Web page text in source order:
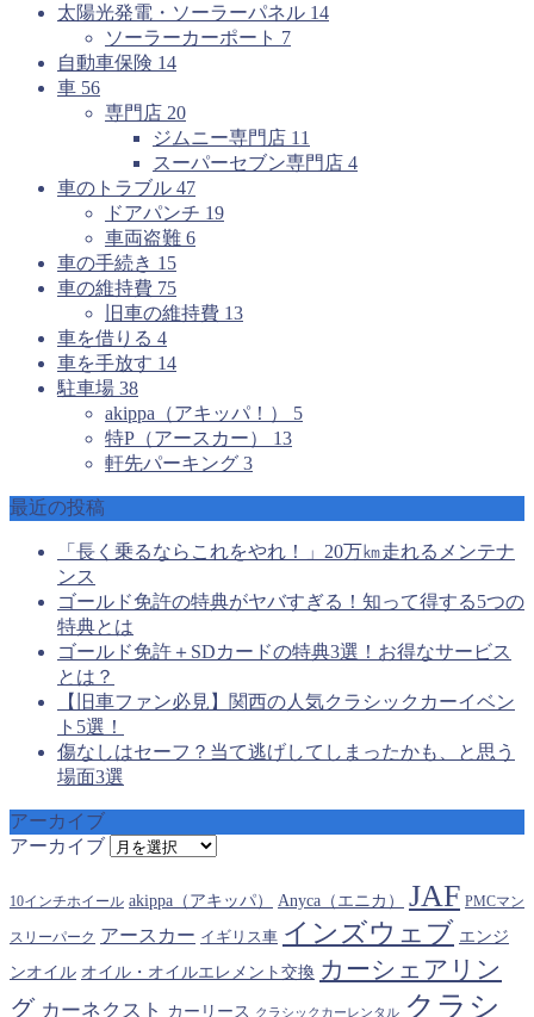
太陽光発電・ソーラーパネル 14
ソーラーカーポート 7
自動車保険 14
車 56
専門店 20
ジムニー専門店 11
スーパーセブン専門店 4
車のトラブル 47
ドアパンチ 19
車両盗難 6
車の手続き 15
車の維持費 75
旧車の維持費 13
車を借りる 4
車を手放す 14
駐車場 38
akippa（アキッパ！） 5
特P（アースカー） 13
軒先パーキング 3
最近の投稿
「長く乗るならこれをやれ！」20万㎞走れるメンテナ
ンス
ゴールド免許の特典がヤバすぎる！知って得する5つの
特典とは
ゴールド免許＋SDカードの特典3選！お得なサービス
とは？
【旧車ファン必見】関西の人気クラシックカーイベン
ト5選！
傷なしはセーフ？当て逃げしてしまったかも、と思う
場面3選
アーカイブ
アーカイブ
10インチホイール akippa（アキッパ） Anyca（エニカ） JAF PMCマン
スリーパーク アースカー イギリス車 インズウェブ エンジ
ンオイル オイル・オイルエレメント交換 カーシェアリン
グ カーネクスト カーリース クラシックカーレンタル クラシ